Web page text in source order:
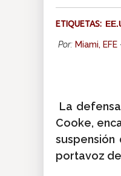
ETIQUETAS:
Por: Miami, EFE
La
Cooke,
portavoz